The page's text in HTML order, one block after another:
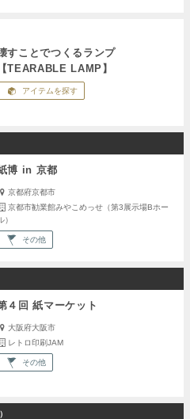
すことでつくるランプ
【TEARABLE LAMP】
アイテムを探す
博 in 京都
京都府京都市
京都市勧業館みやこめっせ（第3展示場Bホー
）
その他
４回 紙マーケット
大阪府大阪市
レトロ印刷JAM
その他